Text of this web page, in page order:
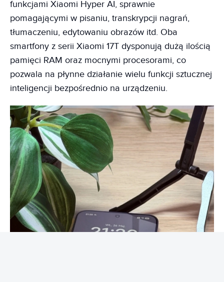
funkcjami Xiaomi Hyper AI, sprawnie
pomagającymi w pisaniu, transkrypcji nagrań,
tłumaczeniu, edytowaniu obrazów itd. Oba
smartfony z serii Xiaomi 17T dysponują dużą ilością
pamięci RAM oraz mocnymi procesorami, co
pozwala na płynne działanie wielu funkcji sztucznej
inteligencji bezpośrednio na urządzeniu.